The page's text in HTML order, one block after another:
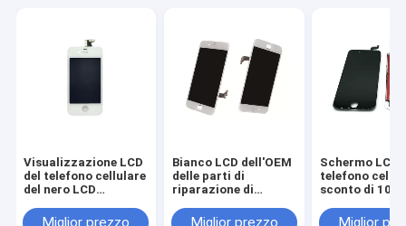
Visualizzazione LCD
del telefono cellulare
del nero LCD
dello schermo per
Miglior prezzo
Bianco LCD dell'OEM
delle parti di
riparazione di
schermo del telefono
Miglior prezzo
Schermo LCD
telefono
sconto di 10%
screen del
Miglior